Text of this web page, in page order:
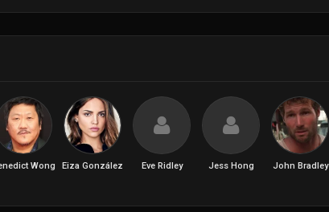
Wong Eiza González Eve Ridley Jess Hong John Bradley